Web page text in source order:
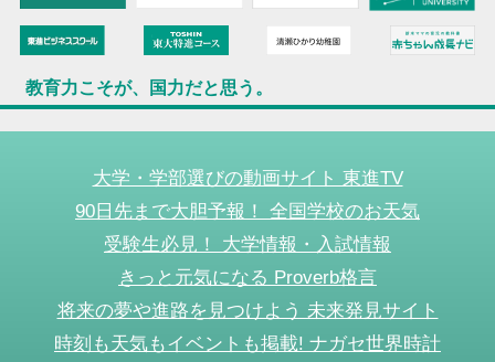
教育力こそが、国力だと思う。
大学・学部選びの動画サイト 東進TV
90日先まで大胆予報！ 全国学校のお天気
受験生必見！ 大学情報・入試情報
きっと元気になる Proverb格言
将来の夢や進路を見つけよう 未来発見サイト
時刻も天気もイベントも掲載! ナガセ世界時計